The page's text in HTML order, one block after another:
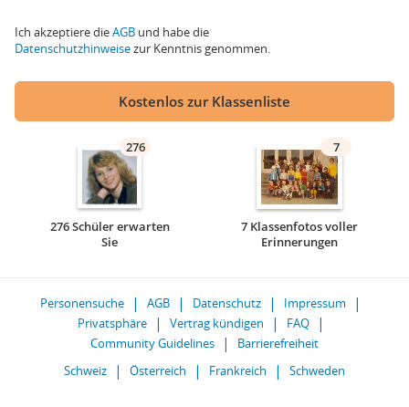
Ich akzeptiere dieAGB und habe die
Datenschutzhinweisezur Kenntnis genommen.
Kostenlos zur Klassenliste
276
276 Schüler erwarten
Sie
7
7 Klassenfotos voller
Erinnerungen
Personensuche AGB Datenschutz
Impressum
Privatsphäre
Vertrag kündigen
FAQ
Community Guidelines
Barrierefreiheit
Schweiz
Österreich Frankreich Schweden